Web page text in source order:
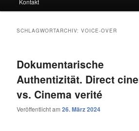
SCHLAGWORTARCHIV:VOICE-OVER
Dokumentarische
Authentizität. Direct
vs. Cinema verité
Veröffentlicht am26. März 2024